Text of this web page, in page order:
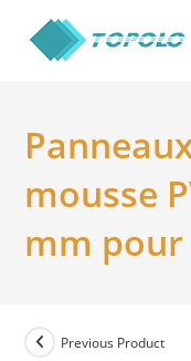
content
mousse
mm
Previous Product